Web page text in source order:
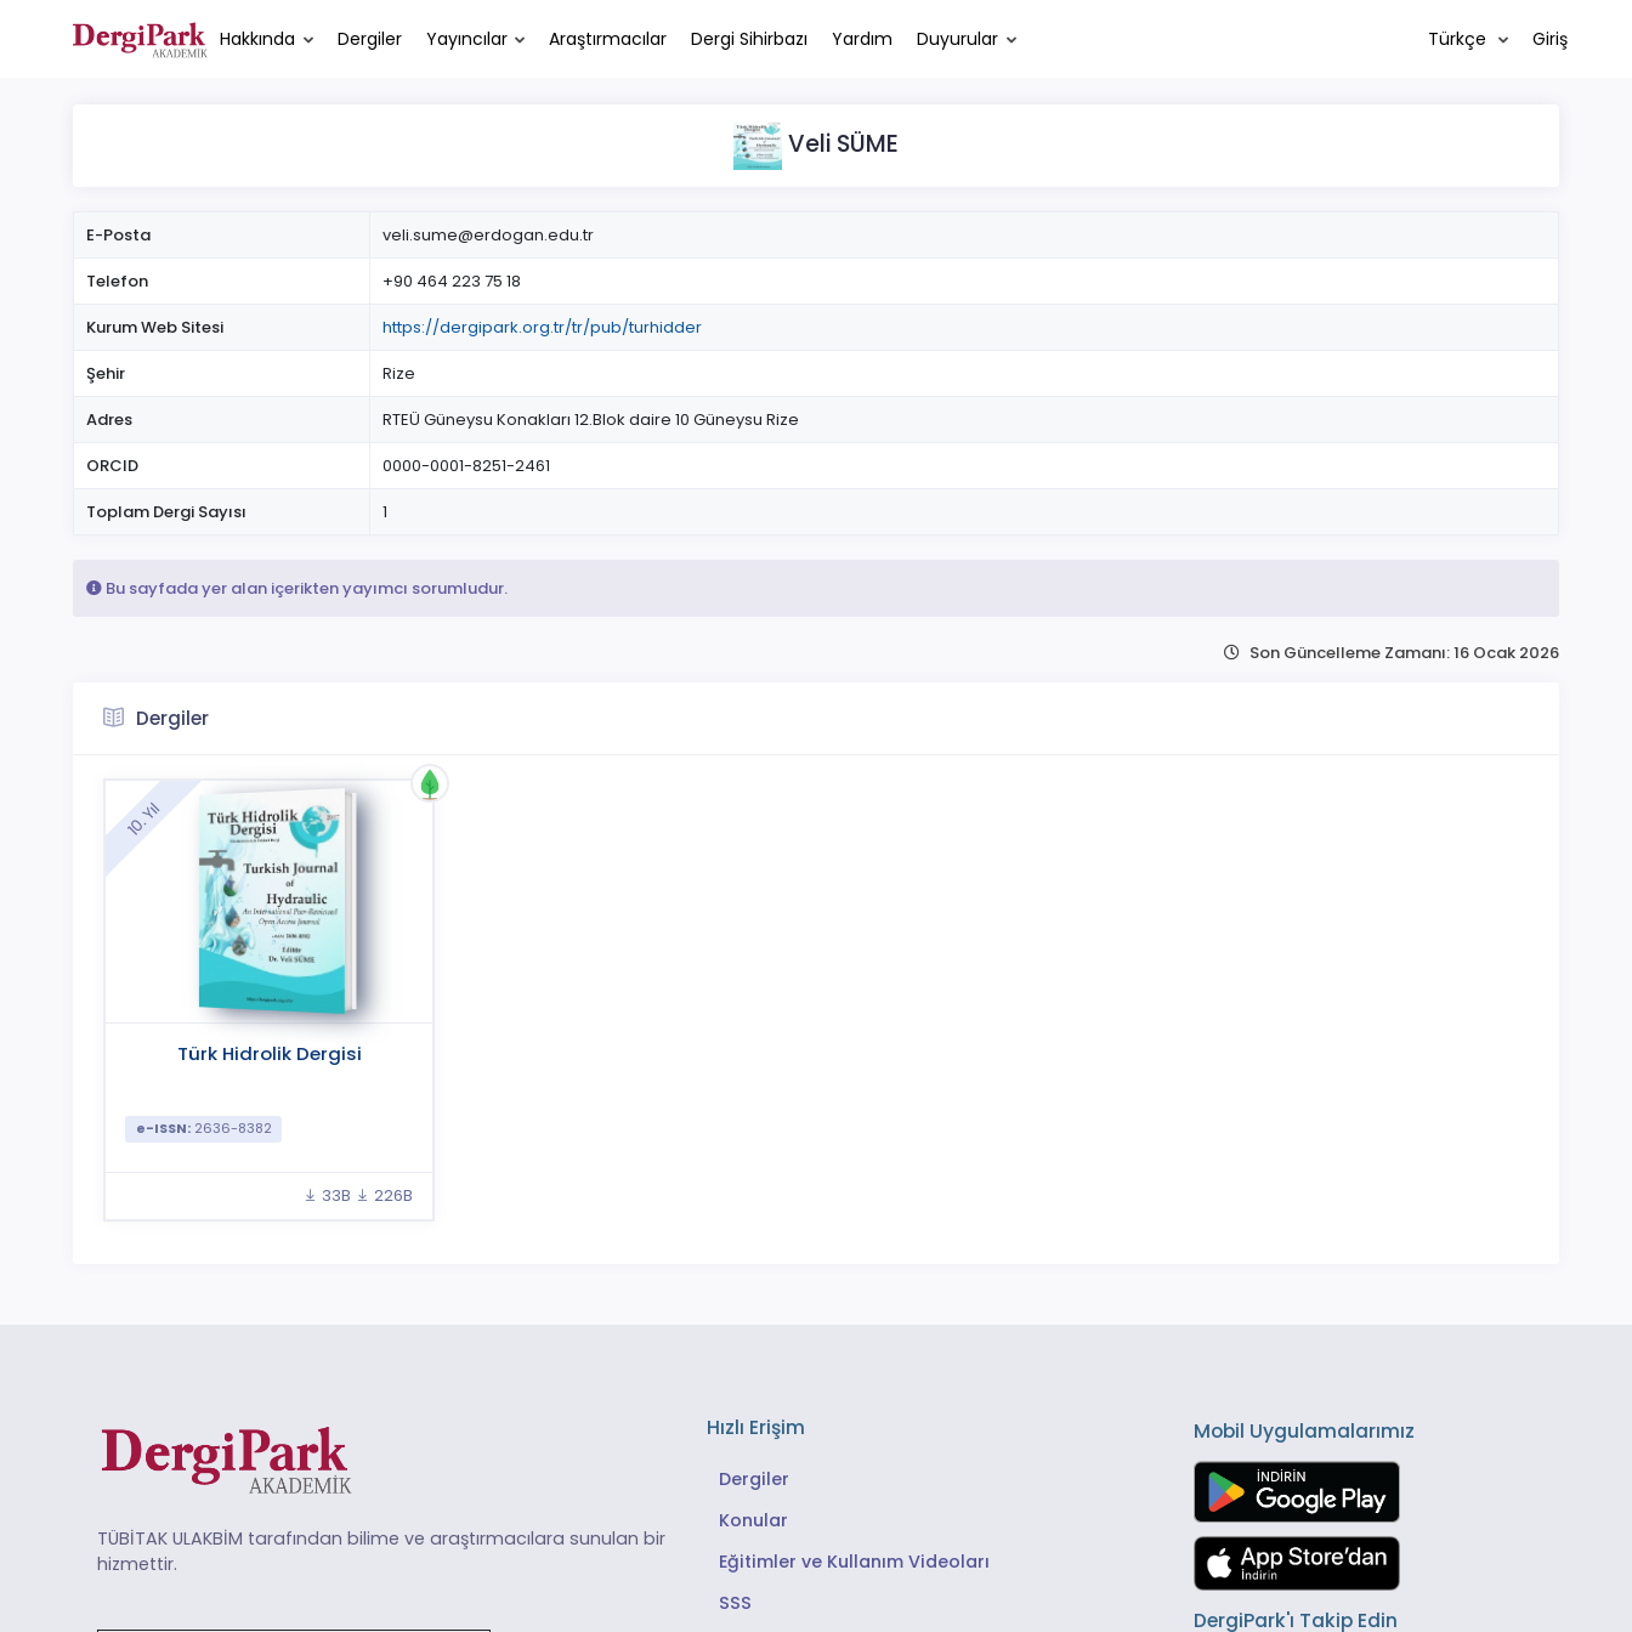
Hakkında Dergiler Yayıncılar Araştırmacılar Dergi Sihirbazı Yardım Duyurular Türkçe Giriş
Veli SÜME
E-Posta
veli.sume@erdogan.edu.tr
Telefon
+90 464 223 75 18
Kurum Web Sitesi
https://dergipark.org.tr/tr/pub/turhidder
Şehir
Rize
Adres
RTEÜ Güneysu Konakları 12.Blok daire 10 Güneysu Rize
ORCID
0000-0001-8251-2461
Toplam Dergi Sayısı
1
Bu sayfada yer alan içerikten yayımcı sorumludur.
Son Güncelleme Zamanı: 16 Ocak 2026
Dergiler
Türk Hidrolik Dergisi
e-ISSN:2636-8382
33B 226B
10. Yıl
TÜBİTAK ULAKBİM tarafından bilime ve araştırmacılara sunulan bir
hizmettir.
Hızlı Erişim
Dergiler
Konular
Eğitimler ve Kullanım Videoları
SSS
Mobil Uygulamalarımız
DergiPark'ı Takip Edin